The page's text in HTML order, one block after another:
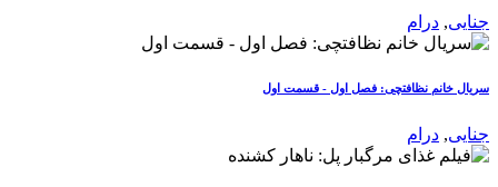
جنایی, درام
سریال خانم نظافتچی: فصل اول - قسمت اول
جنایی, درام